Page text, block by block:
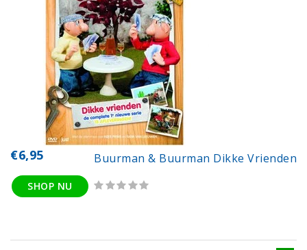
Buurman & Buurman Dikke Vrienden
€6,95
SHOP NU